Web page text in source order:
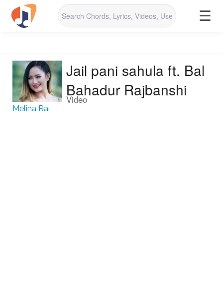
☰
Jail pani sahula ft. Bal
Bahadur Rajbanshi
Video
Melina Rai